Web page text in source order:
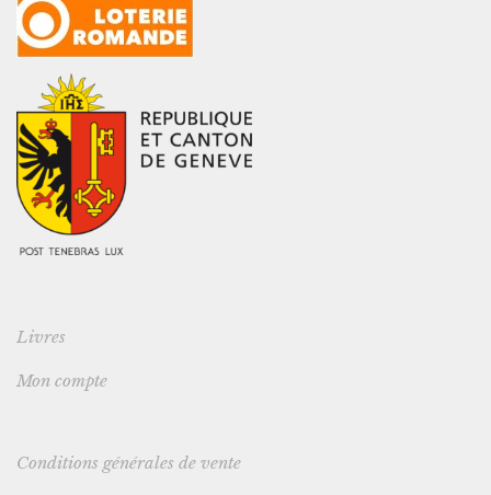
Livres
Mon compte
Conditions générales de vente